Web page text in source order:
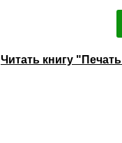
Читать книгу